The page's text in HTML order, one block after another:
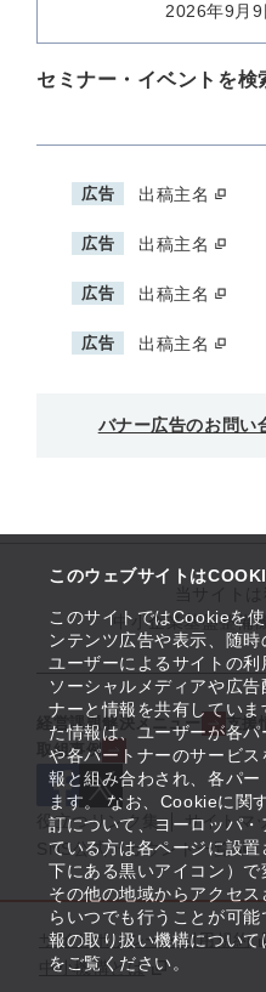
このウェブサイトは
このサイトではCookieを
ンテンツ広告や表示、随
ユーザーによるサイトの利
ソーシャルメディアや広
ナーと情報を共有してい
た情報は、ユーザーが各
や各パートナーのサービ
報と組み合わされ、各パ
ます。 なお、Cookieに関
訂について、ヨーロッパ
ている方は各ページに設
下にある黒いアイコン）
その他の地域からアクセ
らいつでも行うことが可
報の取り扱い機構につい
をご覧ください。
2026年9月9
セミナー・イベントを検
広告 出稿主名
広告 出稿主名
広告 出稿主名
広告 出稿主名
バナー広告のお問い
中小企業基盤整備
経営課題解決メニュー 支援
取組事例
役立つリンク集 サイトマ
SNS公式アカウント一覧
サイトポリシー・利用規約
中小機構とは